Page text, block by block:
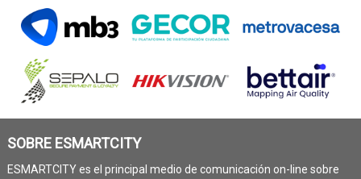
SOBRE ESMARTCITY
ESMARTCITY es el principal medio de comunicación on-line sobre